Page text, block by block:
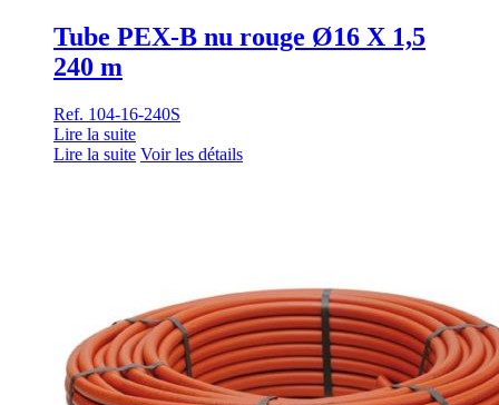
Tube PEX-B nu rouge Ø16 X 1,5
240 m
Ref. 104-16-240S
Lire la suite
Lire la suite Voir les détails